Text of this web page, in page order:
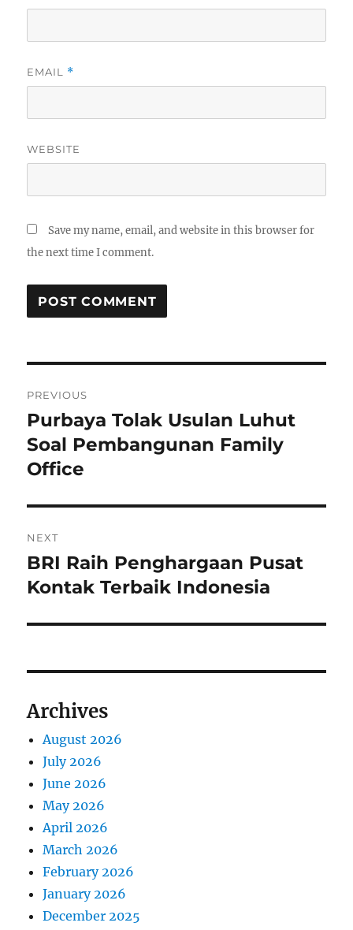
EMAIL *
WEBSITE
Save my name, email, and website in this browser for
the next time I comment.
o
s
t
n
a
v
a
t
i
o
n
PREVIOUS
P
r
e
i
s
p
Purbaya Tolak Usulan Luhut
Soal Pembangunan Family
Office
NEXT
N
e
t
o
t
BRI Raih Penghargaan Pusat
Kontak Terbaik Indonesia
Archives
August 2026
July 2026
June 2026
May 2026
April 2026
March 2026
February 2026
January 2026
December 2025